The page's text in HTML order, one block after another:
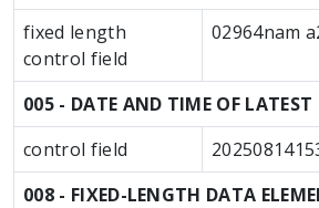
fixed length
control field
02964nam
005 - DATE AND TIME OF
control field
008 - FIXED-LENGTH DATA